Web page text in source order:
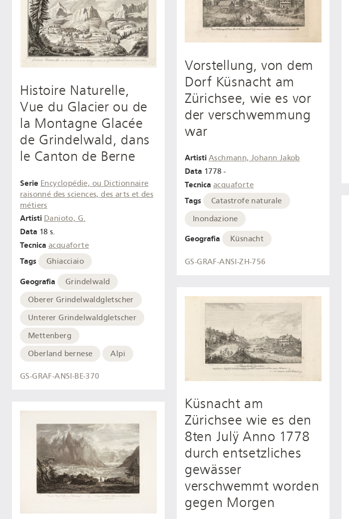
Histoire Naturelle,
Vue du Glacier ou de
la Montagne Glacée
de Grindelwald, dans
le Canton de Berne
Serie Encyclopédie, ou Dictionnaire
raisonné des sciences, des arts et des
métiers
Artisti Danioto, G.
Data 18 s.
Tecnica acquaforte
Tags Ghiacciaio
Geografia
Grindelwald
Oberer Grindelwaldgletscher
Unterer Grindelwaldgletscher
Mettenberg
Oberland bernese
Alpi
GS-GRAF-ANSI-BE-370
Vorstellung, von dem
Dorf Küsnacht am
Zürichsee, wie es vor
der verschwemmung
war
Artisti Aschmann, Johann Jakob
Data 1778 -
Tecnica acquaforte
Tags
Catastrofe naturale
Inondazione
Geografia Küsnacht
GS-GRAF-ANSI-ZH-756
Küsnacht am
Zürichsee wie es den
8ten Julÿ Anno 1778
durch entsetzliches
gewässer
verschwemmt worden
gegen Morgen